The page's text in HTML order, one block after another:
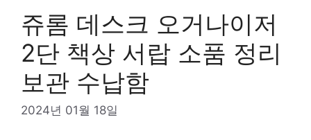
쥬롬 데스크 오거나이저
2단 책상 서랍 소품 정리
보관 수납함
2024년 01월 18일